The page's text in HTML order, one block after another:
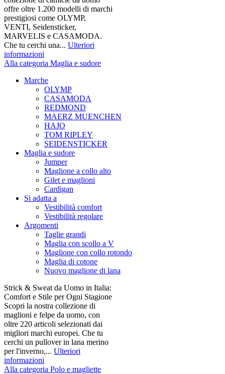
offre oltre 1.200 modelli di marchi
prestigiosi come OLYMP,
VENTI, Seidensticker,
MARVELIS e CASAMODA.
Che tu cerchi una... Ulteriori
informazioni
Alla categoria Maglia e sudore
Marche
OLYMP
CASAMODA
REDMOND
MAERZ MUENCHEN
HAJO
TOM RIPLEY
SEIDENSTICKER
Maglia e sudore
Jumper
Maglione a collo alto
Gilet e maglioni
Cardigan
Si adatta a
Vestibilità comfort
Vestibilità regolare
Argomenti
Taglie grandi
Maglia con scollo a V
Maglione con collo rotondo
Maglia di cotone
Nuovo maglione di lana
Strick & Sweat da Uomo in Italia:
Comfort e Stile per Ogni Stagione
Scopri la nostra collezione di
maglioni e felpe da uomo, con
oltre 220 articoli selezionati dai
migliori marchi europei. Che tu
cerchi un pullover in lana merino
per l'inverno,... Ulteriori
informazioni
Alla categoria Polo e magliette